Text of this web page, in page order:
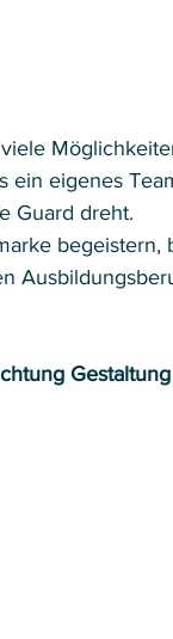
ein eigenes
Guard dreht.
begeistern,